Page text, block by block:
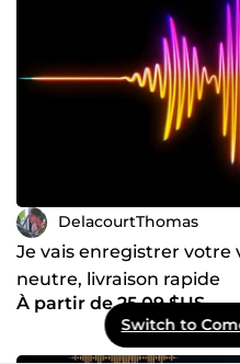
DelacourtThomas
Je vais enregistrer votre
neutre, livraison rapide
À partir de 25,09 $US
Switch to